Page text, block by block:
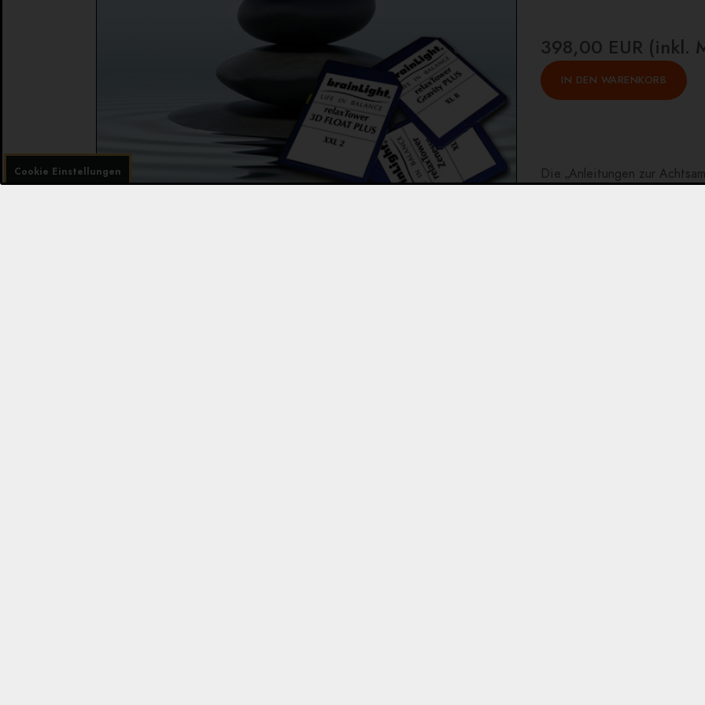
398,00 EUR (inkl.
Die „Anleitungen zur
Cookie Einstellungen